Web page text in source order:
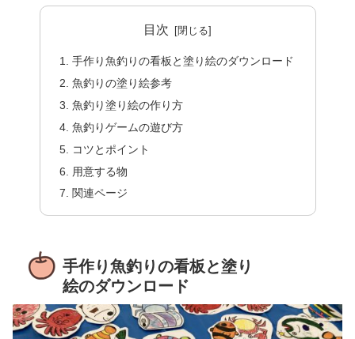
目次
手作り魚釣りの看板と塗り絵のダウンロード
魚釣りの塗り絵参考
魚釣り塗り絵の作り方
魚釣りゲームの遊び方
コツとポイント
用意する物
関連ページ
手作り魚釣りの看板と塗り
絵のダウンロード